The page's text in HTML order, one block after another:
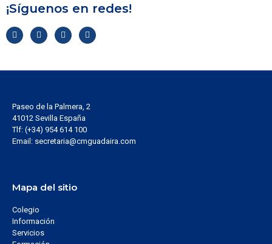
¡Síguenos en redes!
Paseo de la Palmera, 2
41012 Sevilla España
Tlf: (+34) 954 614 100
Email: secretaria@cmguadaira.com
Mapa del sitio
Colegio
Información
Servicios